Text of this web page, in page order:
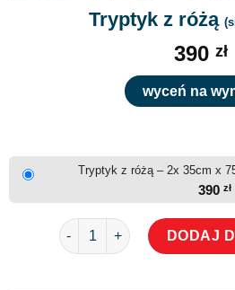
Tryptyk z różą
390 zł
wyceń na
Tryptyk z różą – 2x 35cm x
390 zł
ilość Tryptyk z różą
DODAJ